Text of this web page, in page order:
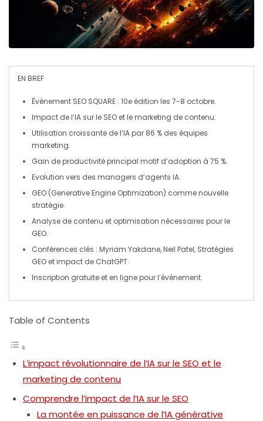
EN BREF
Événement SEO SQUARE : 10e édition les 7-8 octobre.
Impact de l’IA sur le SEO et lemarketing de contenu.
Utilisation croissante de l’IA par 86 % des équipes
marketing.
Gain de productivitéprincipal motif d’adoption à 75 %.
Evolution vers des managers d’agents IA.
GEO (Generative Engine Optimization) comme nouvelle
stratégie.
Analyse de contenu et optimisation nécessaires pour le
GEO.
Conférences clés : Myriam Yakdane,Neil Patel, Stratégies
GEO etimpact de ChatGPT.
Inscription gratuite et en ligne pour l’événement.
Table of Contents
L’impact révolutionnaire de l’IA sur le SEO et le
marketing de contenu
Comprendre l’impact de l’IA sur le SEO
La montée en puissance de l’IA générative